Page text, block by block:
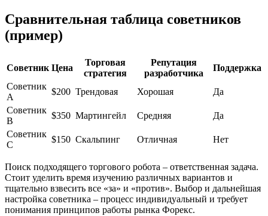
Сравнительная таблица советников
(пример)
Советник Цена
Торговая
стратегия
Репутация
разработчика
Поддержка
Советник
A
$200 Трендовая Хорошая
Да
Советник
B
$350 Мартингейл Средняя
Да
Советник
C
$150 Скальпинг Отличная Нет
Поиск подходящего торгового робота – ответственная задача.
Стоит уделить время изучению различных вариантов и
тщательно взвесить все «за» и «против». Выбор и дальнейшая
настройка советника – процесс индивидуальный и требует
понимания принципов работы рынка Форекс.